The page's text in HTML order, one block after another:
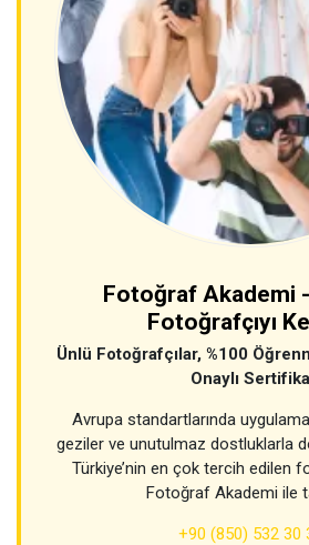
Fotoğraf Akademi
Fotoğrafçıyı
Ünlü Fotoğrafçılar, %100
Onaylı Sertifika
Avrupa standartlarında
geziler ve unutulmaz dostluklarla
Türkiye’nin en çok tercih edilen
Fotoğraf Akademi ile
+90 (850) 532 30